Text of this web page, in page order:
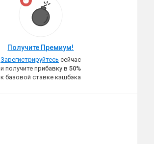
Получите Премиум!
Зарегистрируйтесь сейчас
и получите прибавку в 50%
к базовой ставке кэшбэка